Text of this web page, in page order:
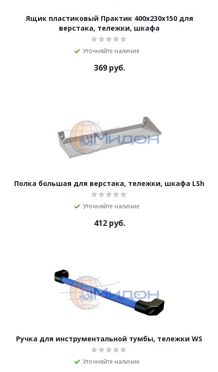
Ящик пластиковый Практик 400x230x150 для
верстака, тележки, шкафа
Уточняйте наличие
369руб.
Полка большая для верстака, тележки, шкафа LSh
Уточняйте наличие
412руб.
Ручка для инструментальной тумбы, тележки WS
Уточняйте наличие